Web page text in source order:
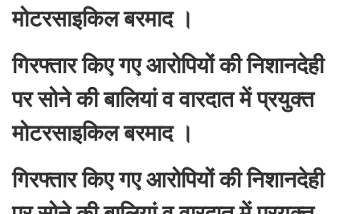
मोटरसाइकिल बरमाद ।
गिरफ्तार किए गए आरोपियों की निशानदेही
पर सोने की बालियां व वारदात में प्रयुक्त
मोटरसाइकिल बरमाद ।
गिरफ्तार किए गए आरोपियों की निशानदेही